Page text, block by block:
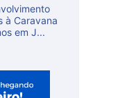
à Caravana
em J...